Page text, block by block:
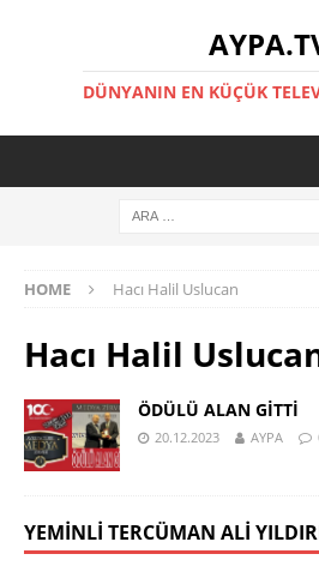
DÜNYANIN EN KÜÇÜK
HOME Hacı Halil Uslucan
Hacı Halil
ÖDÜLÜ ALAN GİTTİ
20.12.2023 AYPA
YEMINLI TERCÜMAN ALI